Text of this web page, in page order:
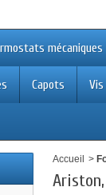
mécaniques
Capots Vis
Accueil >